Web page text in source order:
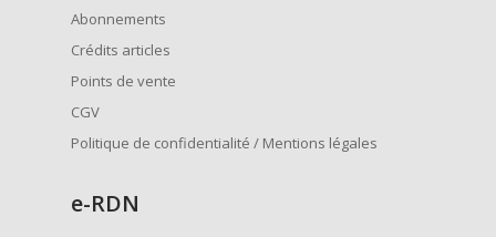
Abonnements
Crédits articles
Points de vente
CGV
Politique de confidentialité / Mentions légales
e-RDN